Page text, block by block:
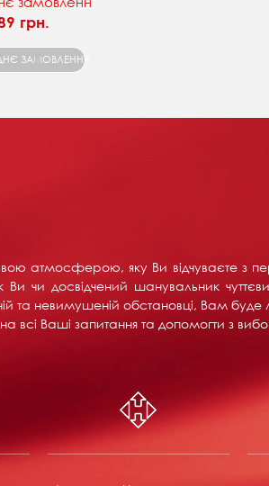
грн.
ЗАМОВЛЕННЯ
атмосферою, яку Ви відчуваєте
чи досвідчений шанувальник
та невимушеній обстановці, Вам буде
всі Ваші запитання та допомогти з